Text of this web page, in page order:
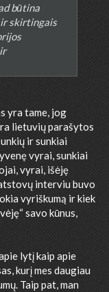
būtina
skirtingais
yra tame, jog
lietuvių parašytos
ir sunkiai
vyrai, sunkiai
vyrai, išėję
interviu buvo
vyriškumą ir kiek
savo kūnus,
lytį kaip apie
kurį mes daugiau
Taip pat, man